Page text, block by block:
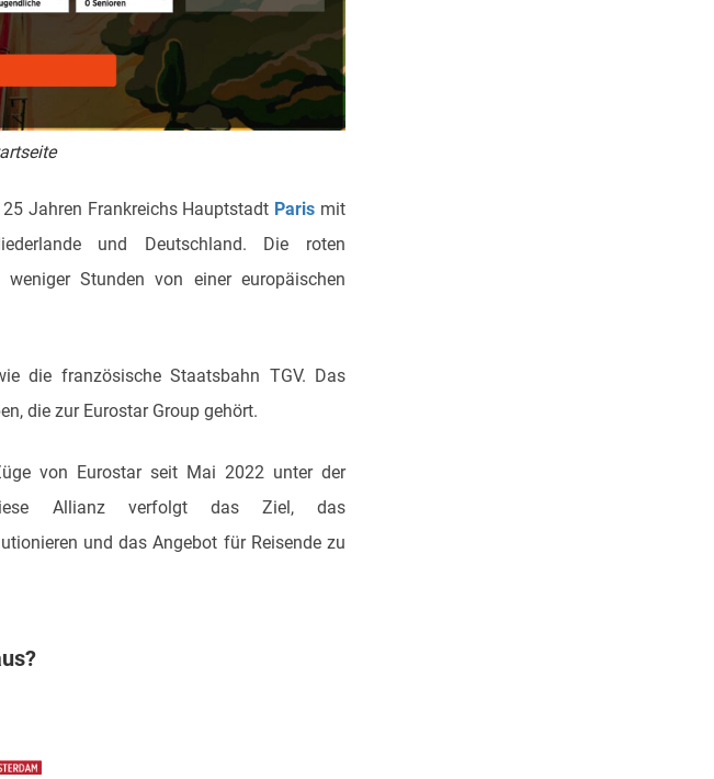
Jahren Frankreichs Hauptstadt Paris mit
und Deutschland. Die roten
Stunden von einer europäischen
die französische Staatsbahn TGV. Das
die zur Eurostar Group gehört.
von Eurostar seit Mai 2022 unter der
Diese Allianz verfolgt das Ziel, das
und das Angebot für Reisende zu